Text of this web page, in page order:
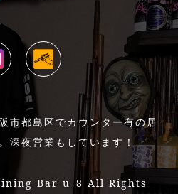
市都島区でカウンター有の居
深夜営業もしています！
Bar u_8 All Rights